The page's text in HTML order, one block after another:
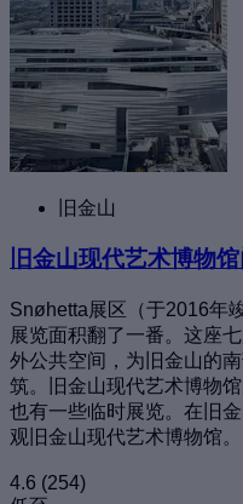
旧金山
旧金山现代艺术博物
Snøhetta展区（于2016年
展览面积翻了一番。这座
外公共空间，为旧金山的
筑。旧金山现代艺术博物
也有一些临时展览。在旧
观旧金山现代艺术博物馆。
4.6 (254)